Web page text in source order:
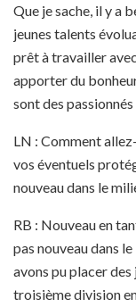
Que je sache, il y a
jeunes talents
prêt à travailler
apporter du
sont des
LN : Comment
vos éventuels
nouveau dans le
RB : Nouveau en
pas nouveau dans
avons pu placer
troisième division